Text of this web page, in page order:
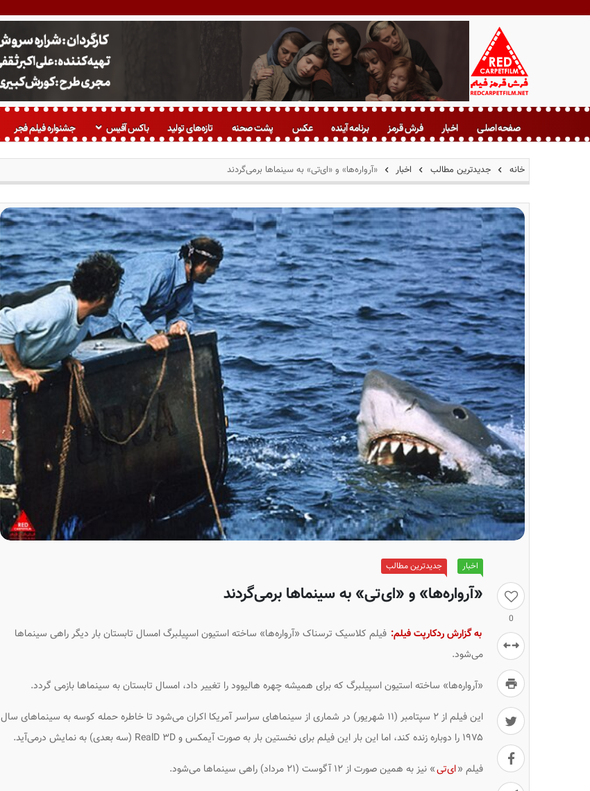
ف
ش
م
ز
صفحه اصلی اخبار فرش قرمز برنامه آینده عکس پشت صحنه تازه‌های تولید باکس آفیس جشنواره فیلم فجر
خانه جدیدترین مطالب اخبار «آرواره‌ها» و «ای‌تی» به سینماها برمی‌گردند
0
اخبار جدیدترین مطالب
«آرواره‌ها» و «ای‌تی» به سینماها برمی‌گردند
به گزارش ردکارپت فیلم: فیلم کلاسیک ترسناک ‌«آرواره‌ها» ساخته استیون اسپیلبرگ امسال تابستان بار دیگر راهی سینماها
می‌شود.
«آرواره‌ها» ساخته استیون اسپیلبرگ که برای همیشه چهره هالیوود را تغییر داد، امسال تابستان به سینماها بازمی گردد.
این فیلم از ۲ سپتامبر (۱۱ شهریور) در شماری از سینماهای سراسر آمریکا اکران می‌شود تا خاطره حمله کوسه به سینماهای سال
۱۹۷۵ را دوباره زنده کند، اما این بار این فیلم برای نخستین بار به صورت آیمکس و RealD ۳D (سه بعدی) به نمایش درمی‌آید.
فیلم «ای‌تی» نیز به همین صورت از ۱۲ آگوست (۲۱ مرداد) راهی سینماها می‌شود.